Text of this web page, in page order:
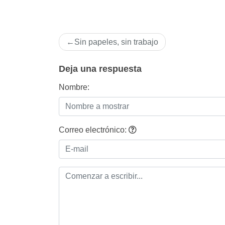
Navegación
de
entradas
Sin papeles, sin trabajo
Deja una respuesta
Nombre:
Correo electrónico: